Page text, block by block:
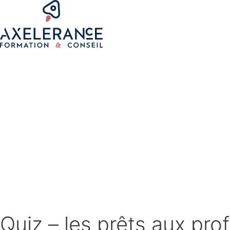
Quiz – les prêts aux